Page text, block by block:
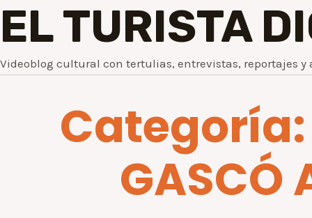
EL TURISTA
Videoblog cultural con tertulias, entrevistas, reportajes y
Categoría:
GASCÓ